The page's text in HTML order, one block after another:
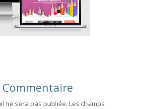
Commentaire
ne sera pas publiée. Les champs